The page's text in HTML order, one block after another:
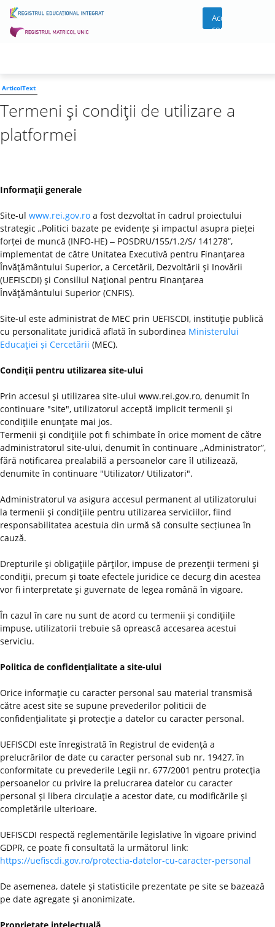
Acces
cont
ArticolText
Termeni şi condiţii de utilizare a
platformei
Informaţii generale
Site-ul www.rei.gov.ro a fost dezvoltat în cadrul proiectului
strategic „Politici bazate pe evidențe și impactul asupra pieței
forței de muncă (INFO-HE) ‒ POSDRU/155/1.2/S/ 141278”,
implementat de către Unitatea Executivă pentru Finanţarea
Învăţământului Superior, a Cercetării, Dezvoltării şi Inovării
(UEFISCDI) şi Consiliul Naţional pentru Finanţarea
Învăţământului Superior (CNFIS).
Site-ul este administrat de MEC prin UEFISCDI, instituţie publică
cu personalitate juridică aflată în subordinea Ministerului
Educaţiei și Cercetării (MEC).
Condiţii pentru utilizarea site-ului
Prin accesul şi utilizarea site-ului www.rei.gov.ro, denumit în
continuare "site", utilizatorul acceptă implicit termenii şi
condiţiile enunţate mai jos.
Termenii şi condiţiile pot fi schimbate în orice moment de către
administratorul site-ului, denumit în continuare „Administrator”,
fără notificarea prealabilă a persoanelor care îl utilizează,
denumite în continuare "Utilizator/ Utilizatori".
Administratorul va asigura accesul permanent al utilizatorului
la termenii şi condiţiile pentru utilizarea serviciilor, fiind
responsabilitatea acestuia din urmă să consulte secțiunea în
cauză.
Drepturile şi obligaţiile părţilor, impuse de prezenţii termeni şi
condiţii, precum şi toate efectele juridice ce decurg din acestea
vor fi interpretate şi guvernate de legea română în vigoare.
În cazul în care nu sunt de acord cu termenii şi condiţiile
impuse, utilizatorii trebuie să oprească accesarea acestui
serviciu.
Politica de confidenţialitate a site-ului
Orice informaţie cu caracter personal sau material transmisă
către acest site se supune prevederilor politicii de
confidenţialitate şi protecţie a datelor cu caracter personal.
UEFISCDI este înregistrată în Registrul de evidenţă a
prelucrărilor de date cu caracter personal sub nr. 19427, în
conformitate cu prevederile Legii nr. 677/2001 pentru protecţia
persoanelor cu privire la prelucrarea datelor cu caracter
personal şi libera circulaţie a acestor date, cu modificările şi
completările ulterioare.
UEFISCDI respectă reglementările legislative în vigoare privind
GDPR, ce poate fi consultată la următorul link:
https://uefiscdi.gov.ro/protectia-datelor-cu-caracter-personal
De asemenea, datele şi statisticile prezentate pe site se bazează
pe date agregate şi anonimizate.